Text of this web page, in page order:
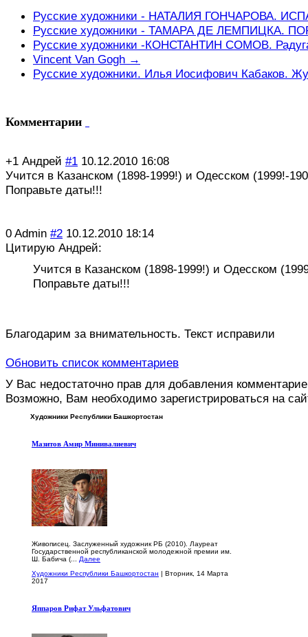
Русские художники - НАТАЛИЯ ГОНЧАРОВА.
Русские художники - ТАМАРА ДЕ ЛЕМПИЦКА.
Русские художники -КОНСТАНТИН СОМОВ.
Vincent Van Gogh →
Русские художники. Илья Иосифович Кабаков.
Комментарии
+1 Андрей #1 10.12.2010 16:08
Учится в Казанском (1898-1999!) и Одесском (1999!-
Поправьте даты!!!
0 Admin #2 10.12.2010 18:14
Цитирую Андрей:
Учится в Казанском (1898-1999!) и Одесском
Поправьте даты!!!
Благодарим за внимательность. Текст исправили
Обновить список комментариев
У Вас недостаточно прав для добавления
Возможно, Вам необходимо зарегистрироваться на
Художники Республики Башкортостан
Мазитов Амир Минивалиевич
Живописец. Заслуженный художник РБ (2010). Лауреат
Государственной республиканской молодежной премии им.
Ш. Бабича (... Далее
Художники Республики Башкортостан | Вторник, 14 Марта
2017
Яппаров Рифат Ульфатович